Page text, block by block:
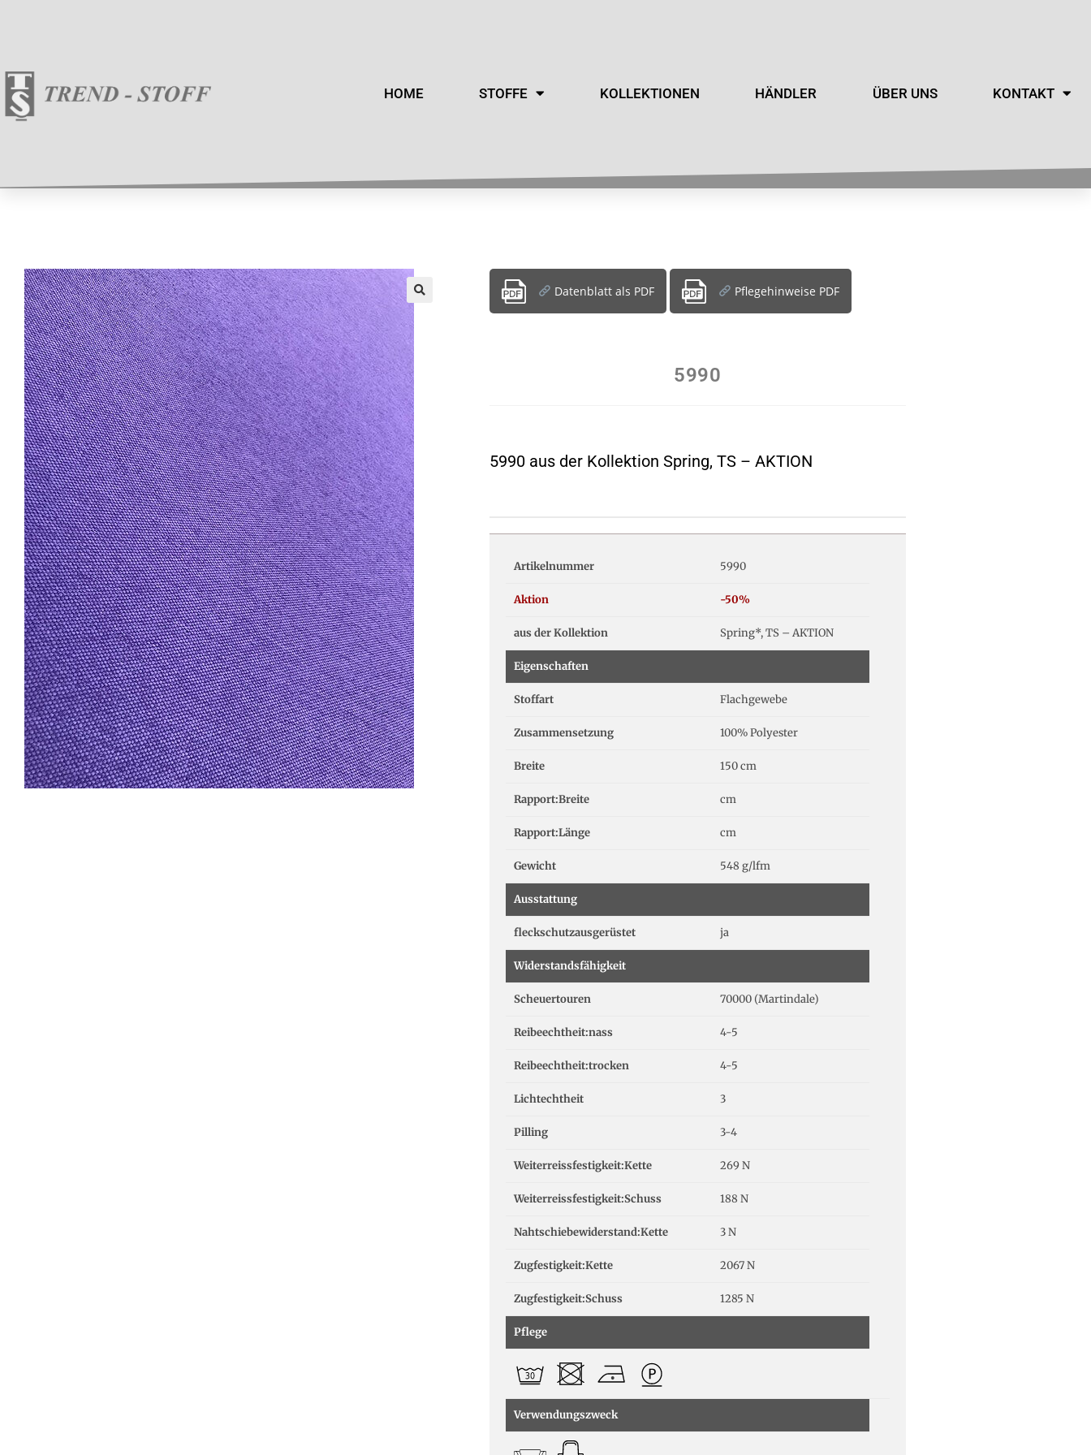
HOME STOFFE KOLLEKTIONEN HÄNDLER ÜBER UNS KONTAKT
Datenblatt als PDF Pflegehinweise PDF
5990
5990 aus der Kollektion Spring, TS – AKTION
Artikelnummer 5990
Aktion -50%
aus der Kollektion Spring*, TS – AKTION
Eigenschaften
Stoffart Flachgewebe
Zusammensetzung 100% Polyester
Breite 150 cm
Rapport:Breite cm
Rapport:Länge cm
Gewicht 548 g/lfm
Ausstattung
fleckschutzausgerüstet ja
Widerstandsfähigkeit
Scheuertouren 70000 (Martindale)
Reibeechtheit:nass 4-5
Reibeechtheit:trocken 4-5
Lichtechtheit 3
Pilling 3-4
Weiterreissfestigkeit:Kette 269 N
Weiterreissfestigkeit:Schuss 188 N
Nahtschiebewiderstand:Kette 3 N
Zugfestigkeit:Kette 2067 N
Zugfestigkeit:Schuss 1285 N
Pflege
Verwendungszweck